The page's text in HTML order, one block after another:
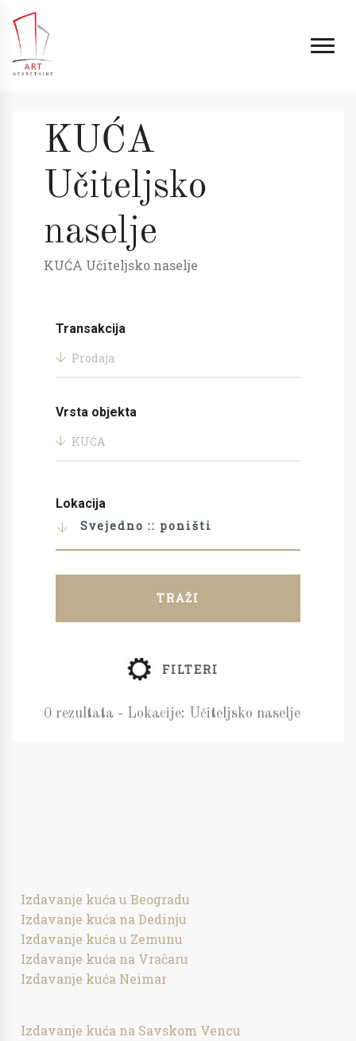
KUĆA
Učiteljsko
naselje
KUĆA Učiteljsko naselje
Transakcija
Prodaja
Vrsta objekta
KUĆA
Lokacija
Svejedno :: poništi
TRAŽI
FILTERI
0 rezultata - Lokacije: Učiteljsko naselje
Izdavanje kuća u Beogradu
Izdavanje kuća na Dedinju
Izdavanje kuća u Zemunu
Izdavanje kuća na Vračaru
Izdavanje kuća Neimar
Izdavanje kuća na Savskom Vencu